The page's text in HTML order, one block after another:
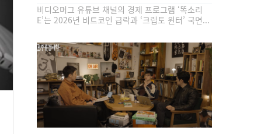
비디오머그 유튜브 채널의 경제 프로그램 ‘똑소리
E’는 2026년 비트코인 급락과 ‘크립토 윈터’ 국면...